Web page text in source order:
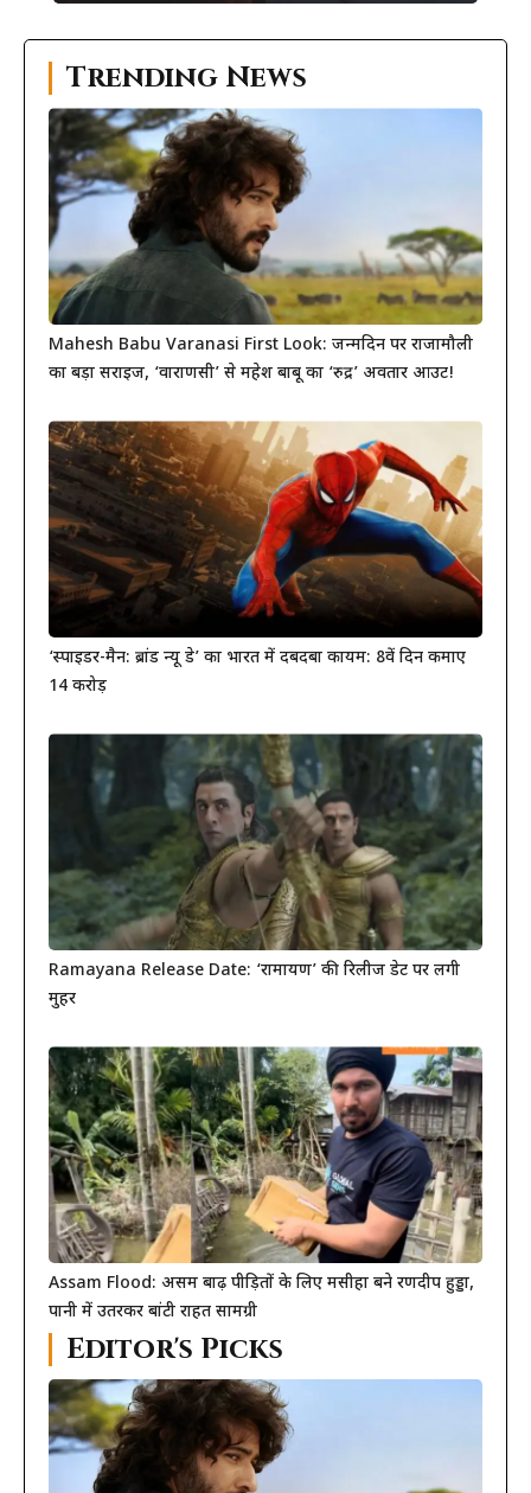
Trending News
Mahesh Babu Varanasi First Look: जन्मदिन पर राजामौली
का बड़ा सरप्राइज, ‘वाराणसी’ से महेश बाबू का ‘रुद्र’ अवतार आउट!
‘स्पाइडर-मैन: ब्रांड न्यू डे’ का भारत में दबदबा कायम: 8वें दिन कमाए
14 करोड़
Ramayana Release Date: ‘रामायण’ की रिलीज डेट पर लगी
मुहर
Assam Flood: असम बाढ़ पीड़ितों के लिए मसीहा बने रणदीप हुड्डा,
पानी में उतरकर बांटी राहत सामग्री
Editor's Picks